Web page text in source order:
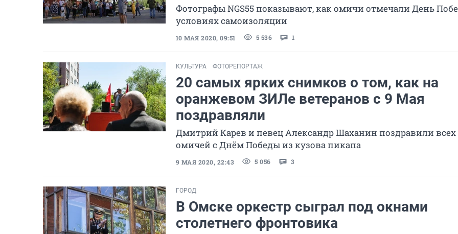
Фотографы NGS55 показывают, как омичи отмечали День
условиях самоизоляции
10 МАЯ 2020, 09:51 5 536 1
КУЛЬТУРА ФОТОРЕПОРТАЖ
20 самых ярких снимков о том, как на
оранжевом ЗИЛе ветеранов с 9 Мая
поздравляли
Дмитрий Карев и певец Александр Шаханин поздравили всех
омичей с Днём Победы из кузова пикапа
9 МАЯ 2020, 22:43 5 056 3
ГОРОД
В Омске оркестр сыграл под окнами
столетнего фронтовика